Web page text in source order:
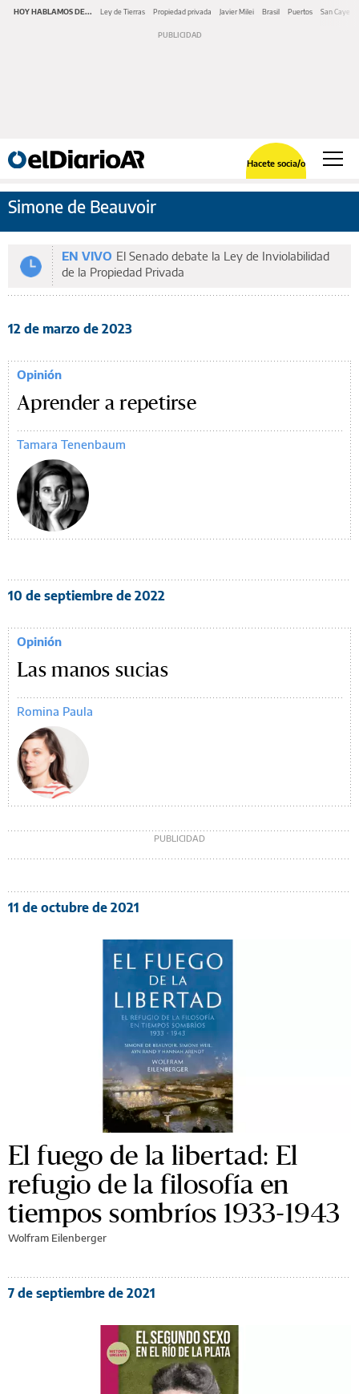
HOY HABLAMOS DE... Ley de Tierras Propiedad privada Javier Milei Brasil Puertos San
Hacete socia/o
Simone de Beauvoir
EN VIVO El Senado debate la Ley de Inviolabilidad
de la Propiedad Privada
12 de marzo de 2023
Opinión
Aprender a repetirse
Tamara Tenenbaum
10 de septiembre de 2022
Opinión
Las manos sucias
Romina Paula
11 de octubre de 2021
El fuego de la libertad: El
refugio de la filosofía en
tiempos sombríos 1933-1943
Wolfram Eilenberger
7 de septiembre de 2021